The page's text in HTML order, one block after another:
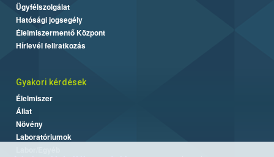
Ügyfélszolgálat
Hatósági jogsegély
Élelmiszermentő Központ
Hírlevél feliratkozás
Gyakori kérdések
Élelmiszer
Állat
Növény
Laboratóriumok